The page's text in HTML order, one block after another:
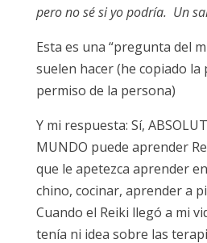
pero no sé si yo podría. Un
Esta es una “pregunta del
suelen hacer (he copiado
permiso de la persona)
Y mi respuesta: Sí,
MUNDO puede aprender
que le apetezca aprender
chino, cocinar, aprender a
Cuando el Reiki llegó a mi
tenía ni idea sobre las